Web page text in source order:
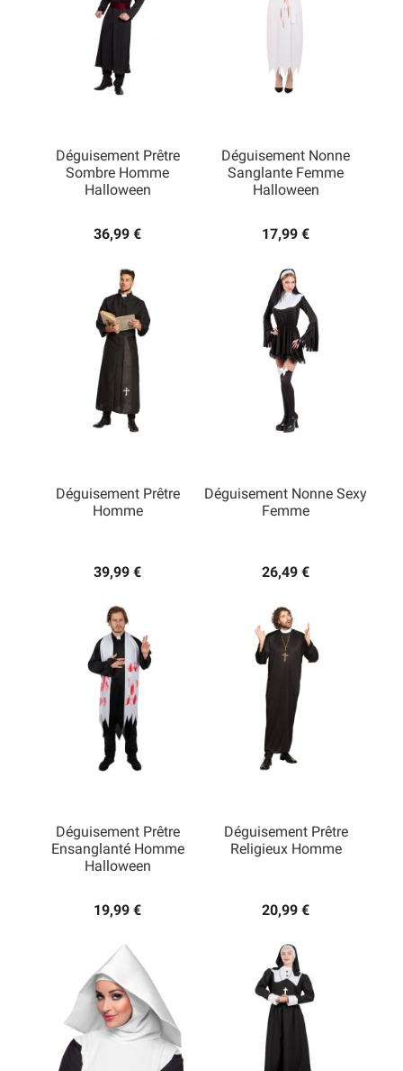
Déguisement Prêtre
Sombre Homme
Halloween
36,99 €
Déguisement Nonne
Sanglante Femme
Halloween
17,99 €
Déguisement Prêtre
Homme
39,99 €
Déguisement Nonne Sexy
Femme
26,49 €
Déguisement Prêtre
Ensanglanté Homme
Halloween
19,99 €
Déguisement Prêtre
Religieux Homme
20,99 €